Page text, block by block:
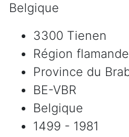
Belgique
3300 Tienen
Région flamande
Province du
BE-VBR
Belgique
1499 - 1981